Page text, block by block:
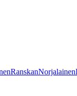
RanskanNorjalainen